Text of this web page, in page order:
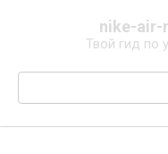
nike-air-
Твой гид по
Поиск: